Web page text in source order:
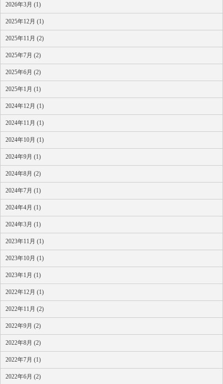
2026年3月 (1)
2025年12月 (1)
2025年11月 (2)
2025年7月 (2)
2025年6月 (2)
2025年1月 (1)
2024年12月 (1)
2024年11月 (1)
2024年10月 (1)
2024年9月 (1)
2024年8月 (2)
2024年7月 (1)
2024年4月 (1)
2024年3月 (1)
2023年11月 (1)
2023年10月 (1)
2023年1月 (1)
2022年12月 (1)
2022年11月 (2)
2022年9月 (2)
2022年8月 (2)
2022年7月 (1)
2022年6月 (2)